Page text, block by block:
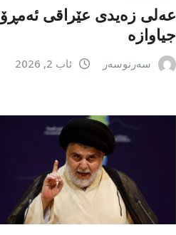
عەلی زەیدی عێراقی ئەمڕۆ
جیاوازە
سەرنوسەر ئاب 2, 2026